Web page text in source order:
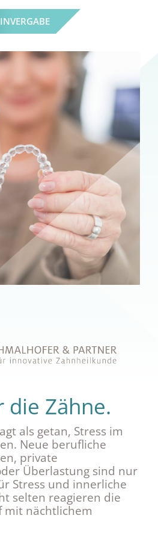
die Zähne.
als getan, Stress im
Neue berufliche
private
Überlastung sind nur
Stress und innerliche
selten reagieren die
mit nächtlichem